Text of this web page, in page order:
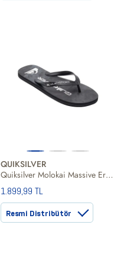
QUIKSILVER
Quiksilver Molokai Massive Erkek Siyah Terlik
1.899,99 TL
Resmi Distribütör